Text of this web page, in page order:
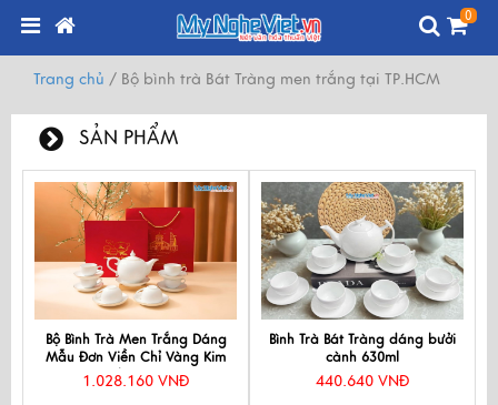
0
Trang chủ / Bộ bình trà Bát Tràng men trắng tại TP.HCM
SẢN PHẨM
Bộ Bình Trà Men Trắng Dáng
Mẫu Đơn Viền Chỉ Vàng Kim
550ml BT001-7.2
1.028.160 VNĐ
Bình Trà Bát Tràng dáng bưởi
cành 630ml
440.640 VNĐ